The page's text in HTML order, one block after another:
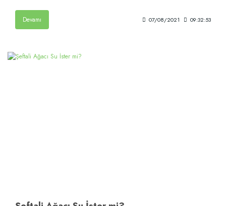
Devamı 07/08/2021 09:32:53